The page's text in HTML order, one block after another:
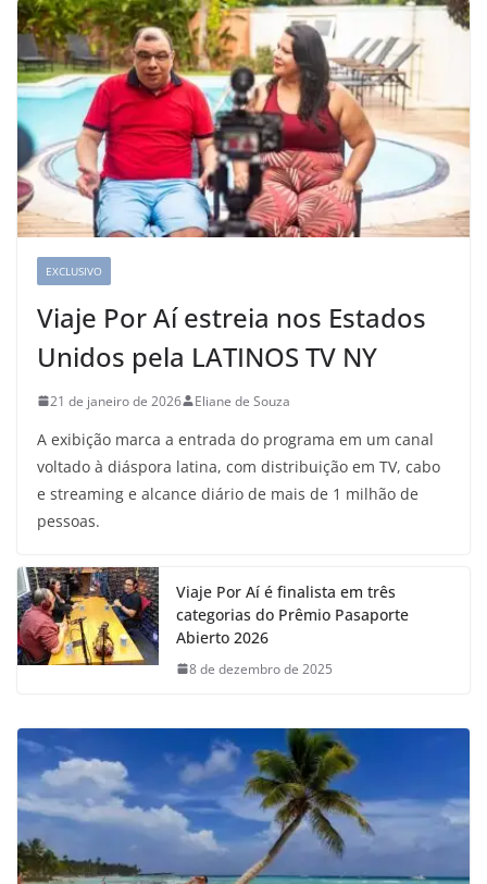
EXCLUSIVO
Viaje Por Aí estreia nos Estados
Unidos pela LATINOS TV NY
21 de janeiro de 2026 Eliane de Souza
A exibição marca a entrada do programa em um canal
voltado à diáspora latina, com distribuição em TV, cabo
e streaming e alcance diário de mais de 1 milhão de
pessoas.
Viaje Por Aí é finalista em três
categorias do Prêmio Pasaporte
Abierto 2026
8 de dezembro de 2025